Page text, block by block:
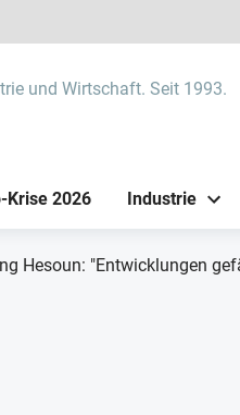
und Wirtschaft. Seit 1993.
Krise 2026 Industrie
Hesoun: "Entwicklungen